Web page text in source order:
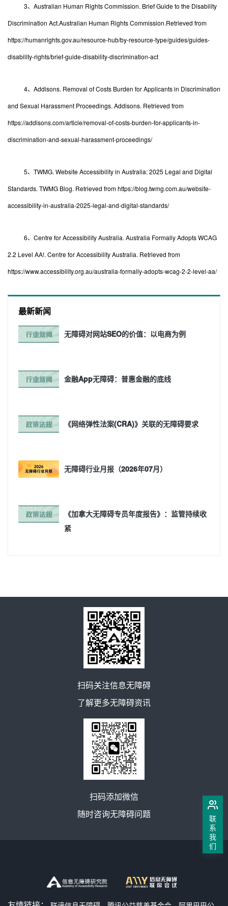
3、Australian Human Rights Commission. Brief Guide to the Disability
Discrimination Act.Australian Human Rights Commission.Retrieved from
https://humanrights.gov.au/resource-hub/by-resource-type/guides/guides-
disability-rights/brief-guide-disability-discrimination-act
4、Addisons. Removal of Costs Burden for Applicants in Discrimination
and Sexual Harassment Proceedings. Addisons. Retrieved from
https://addisons.com/article/removal-of-costs-burden-for-applicants-in-
discrimination-and-sexual-harassment-proceedings/
5、TWMG. Website Accessibility in Australia: 2025 Legal and Digital
Standards. TWMG Blog. Retrieved from https://blog.twmg.com.au/website-
accessibility-in-australia-2025-legal-and-digital-standards/
6、Centre for Accessibility Australia. Australia Formally Adopts WCAG
2.2 Level AA!. Centre for Accessibility Australia. Retrieved from
https://www.accessibility.org.au/australia-formally-adopts-wcag-2-2-level-aa/
最新新闻
无障碍对网站SEO的价值：以电商为例
金融App无障碍：普惠金融的底线
《网络弹性法案(CRA)》关联的无障碍要求
无障碍行业月报（2026年07月）
《加拿大无障碍专员年度报告》：监管持续收
紧
扫码关注信息无障碍
了解更多无障碍资讯
扫码添加微信
随时咨询无障碍问题
联
系
我
们